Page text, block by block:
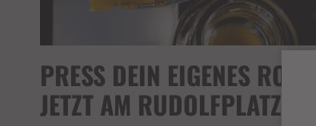
PRESS DEIN EIGENES ROSIN
JETZT AM RUDOLFPLATZ!